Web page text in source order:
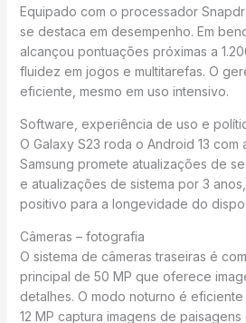
Equipado com o processador
se destaca em desempenho. Em
alcançou pontuações próximas a
fluidez em jogos e multitarefas. O
eficiente, mesmo em uso intensivo.
Software, experiência de uso e
O Galaxy S23 roda o Android 13 com
Samsung promete atualizações de
e atualizações de sistema por 3
positivo para a longevidade do
Câmeras – fotografia
O sistema de câmeras traseiras é
principal de 50 MP que oferece
detalhes. O modo noturno é
12 MP captura imagens de